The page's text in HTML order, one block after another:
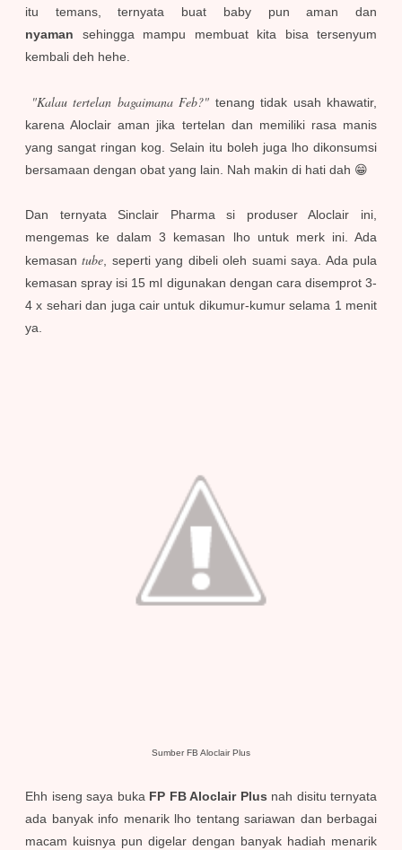
itu temans, ternyata buat baby pun aman dan
nyaman sehingga mampu membuat kita bisa tersenyum
kembali deh hehe.
"Kalau tertelan bagaimana Feb?" tenang tidak usah khawatir,
karena Aloclair aman jika tertelan dan memiliki rasa manis
yang sangat ringan kog. Selain itu boleh juga lho dikonsumsi
bersamaan dengan obat yang lain. Nah makin di hati dah 😁
Dan ternyata Sinclair Pharma si produser Aloclair ini,
mengemas ke dalam 3 kemasan lho untuk merk ini. Ada
kemasantube , seperti yang dibeli oleh suami saya. Ada pula
kemasan spray isi 15 ml digunakan dengan cara disemprot 3-
4 x sehari dan juga cair untuk dikumur-kumur selama 1 menit
ya.
Sumber FB Aloclair Plus
Ehh iseng saya buka FP FB Aloclair Plus nah disitu ternyata
ada banyak info menarik lho tentang sariawan dan berbagai
macam kuisnya pun digelar dengan banyak hadiah menarik